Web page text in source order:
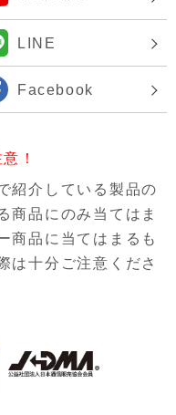
LINE
Facebook
！
紹介している製品の
商品にのみ当てはま
商品に当てはまるも
は十分ご注意くださ